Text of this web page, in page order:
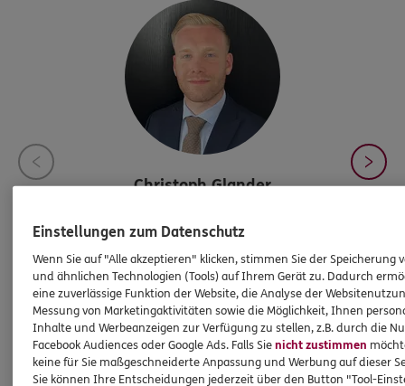
Christoph Glander
Risikoabsicherung
Christoph.glander@ergo.de
Mobil: 017661321061
Einstellungen zum Datenschutz
Wenn Sie auf "Alle akzeptieren" klicken, stimmen Sie der Speicherung
und ähnlichen Technologien (Tools) auf Ihrem Gerät zu. Dadurch
eine zuverlässige Funktion der Website, die Analyse der
Messung von Marketingaktivitäten sowie die Möglichkeit, Ihnen
Inhalte und Werbeanzeigen zur Verfügung zu stellen, z.B. durch die
Facebook Audiences oder Google Ads. Falls Sienicht zustimmen
keine für Sie maßgeschneiderte Anpassung und Werbung auf dieser
Sie können Ihre Entscheidungen jederzeit über den Button "Tool-